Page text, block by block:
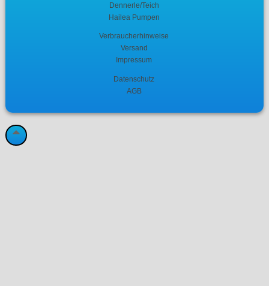
Dennerle/Teich
Hailea Pumpen
Verbraucherhinweise
Versand
Impressum
Datenschutz
AGB